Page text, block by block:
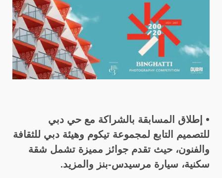
• إطلاق المسابقة بالشراكة مع حي دبي
للتصميم التابع لمجموعة تيكوم وهيئة دبي للثقافة
والفنون، حيث تقدم جوائز مميزة تشمل شقة
سكنية، سيارة مرسيدس-بنز والمزيد.